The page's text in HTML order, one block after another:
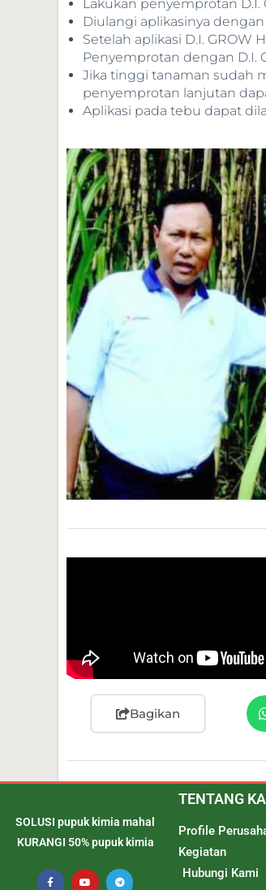
Lakukan penyemprotan
Diulangi aplikasinya dengan
Setelah aplikasi D.I. GROW
Penyemprotan dengan D.I.
Jika tinggi tanaman sudah
penyemprotan lanjutan
Aplikasi pada tebu dapat
Bagikan
SOLUSI pupuk kimia mahal
KURANGI 50% pupuk kimia
TENTANG
Profile
Kegiatan
Hubungi Kami